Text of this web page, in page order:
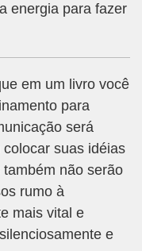
energia para fazer
em um livro você
para
será
suas idéias
não serão
rumo à
mais vital e
e